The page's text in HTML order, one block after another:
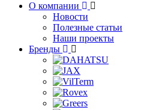
О компании
Новости
Полезные статьи
Наши проекты
Бренды